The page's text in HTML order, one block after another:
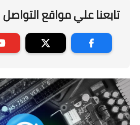
تابعنا علي مواقع